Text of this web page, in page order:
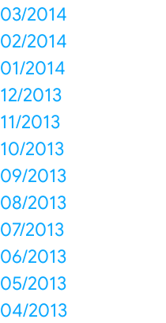
03/2014
02/2014
01/2014
12/2013
11/2013
10/2013
09/2013
08/2013
07/2013
06/2013
05/2013
04/2013